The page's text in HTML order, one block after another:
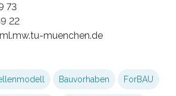
73
22
muenchen.de
Bauvorhaben ForBAU